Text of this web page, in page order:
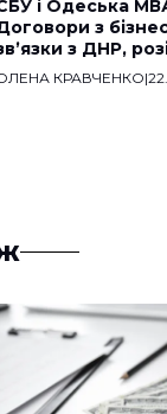
і Одеська
з
з ДНР,
КРАВЧЕНКО|